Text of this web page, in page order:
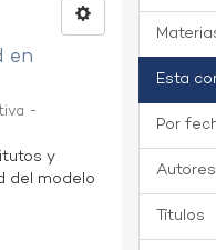
en
-
y
del modelo
Esta
Por
Autores
Títulos